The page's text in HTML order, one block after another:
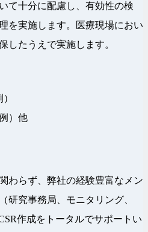
て十分に配慮し、有効性の検
を実施します。医療現場におい
したうえで実施します。
）他
わらず、弊社の経験豊富なメン
研究事務局、モニタリング、
作成をトータルでサポートい